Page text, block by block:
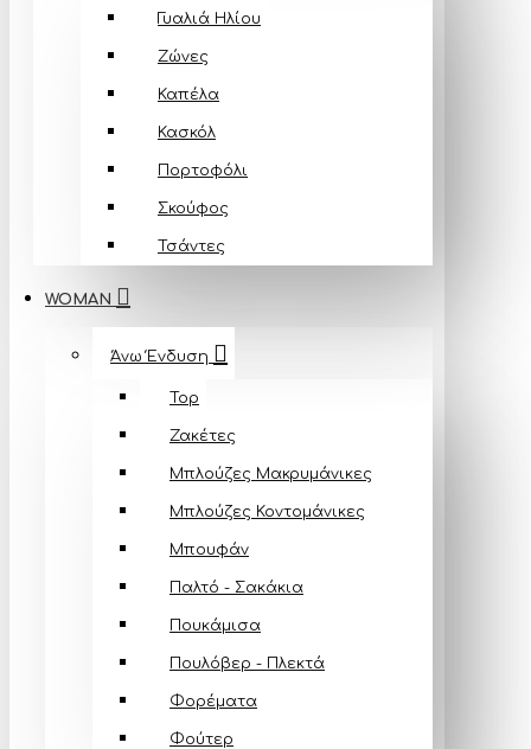
Γυαλιά Ηλίου
Ζώνες
Καπέλα
Κασκόλ
Πορτοφόλι
Σκούφος
Τσάντες
WOMAN
Άνω Ένδυση
Top
Ζακέτες
Μπλούζες Mακρυμάνικες
Μπλούζες Κοντομάνικες
Μπουφάν
Παλτό - Σακάκια
Πουκάμισα
Πουλόβερ - Πλεκτά
Φορέματα
Φούτερ